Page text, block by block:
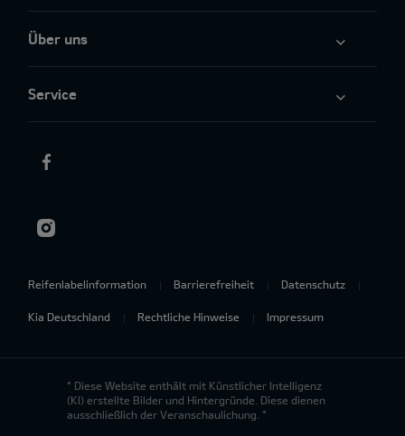
Über uns
Service
Reifenlabelinformation Barrierefreiheit Datenschutz
Kia Deutschland Rechtliche Hinweise Impressum
* Diese Website enthält mit Künstlicher Intelligenz
(KI) erstellte Bilder und Hintergründe. Diese dienen
ausschließlich der Veranschaulichung. *